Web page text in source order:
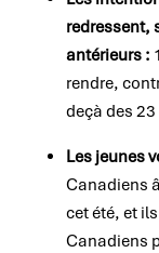
redressent,
antérieurs :
rendre,
deçà des 23
Les jeunes
Canadiens
cet été, et
Canadiens